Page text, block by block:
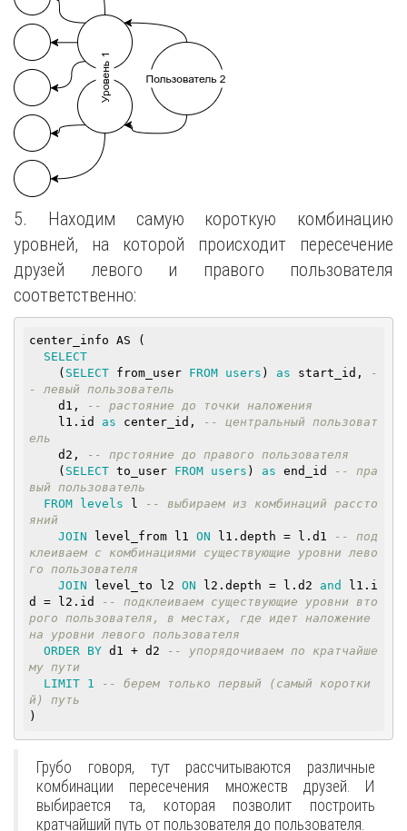
5. Находим самую короткую комбинацию
уровней, на которой происходит пересечение
друзей левого и правого пользователя
соответственно:
center_info AS (
SELECT
    (
SELECT from_user FROM users ) as start_id,
-
- левый пользователь
    d1,
-- растояние до точки наложения
    l1.id
as center_id,
-- центральный пользоват
ель
    d2,
-- прстояние до правого пользователя
    (
SELECT to_user FROM users ) as end_id
-- пра
вый пользователь
FROM
levels l
-- выбираем из комбинаций рассто
яний
JOIN level_from l1 ON l1.depth = l.d1
-- под
клеиваем с комбинациями существующие уровни лево
го пользователя
JOIN level_to l2 ON l2.depth = l.d2 and
l1.i
d = l2.id
-- подклеиваем существующие уровни вто
рого пользователя, в местах, где идет наложение
на уровни левого пользователя
ORDER BY d1 + d2
-- упорядочиваем по кратчайше
му пути
LIMIT 1
-- берем только первый (самый коротки
й) путь
)
Грубо говоря, тут рассчитываются различные
комбинации пересечения множеств друзей. И
выбирается та, которая позволит построить
кратчайший путь от пользователя до пользователя.